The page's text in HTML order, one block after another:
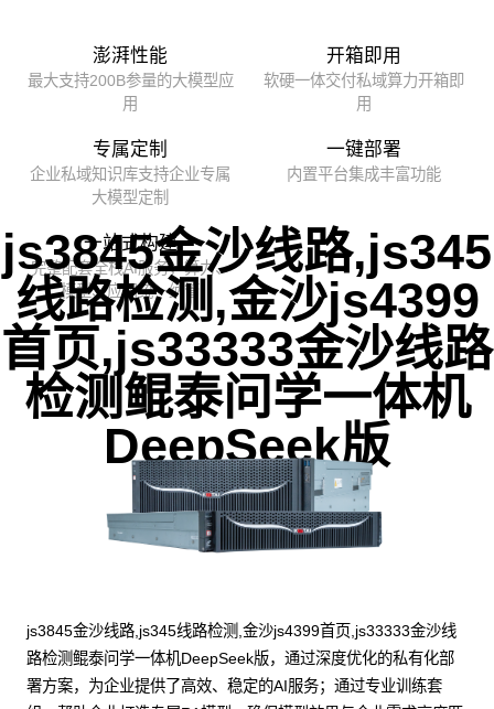
澎湃性能
最大支持200B参量的大模型应
用
开箱即用
软硬一体交付私域算力开箱即
用
专属定制
企业私域知识库支持企业专属
大模型定制
一键部署
内置平台集成丰富功能
一站式构建
完整配套全栈AI服务，算力、
模型、应用统一纳管
js3845金沙线路,js345
线路检测,金沙js4399
首页,js33333金沙线路
检测鲲泰问学一体机
DeepSeek版
js3845金沙线路,js345线路检测,金沙js4399首页,js33333金沙线
路检测鲲泰问学一体机DeepSeek版，通过深度优化的私有化部
署方案，为企业提供了高效、稳定的AI服务；通过专业训练套